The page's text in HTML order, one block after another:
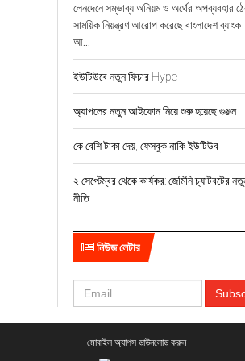
লেনদেনে সম্ভাব্য অনিয়ম ও অর্থের অপব্যবহার
সাময়িক নিয়ন্ত্রণ আরোপ করেছে বাংলাদেশ
আ...
ইউটিউবে নতুন ফিচার Hype
অ্যাপলের নতুন আইফোন নিয়ে শুরু হয়েছে গুঞ্জন
কে বেশি টাকা দেয়, ফেসবুক নাকি ইউটিউব
২ সেপ্টেম্বর থেকে কার্যকর: জেমিনি চ্যাটবটের
নীতি
নিউজ লেটার
মোবাইল অ্যাপস ডাউনলোড করুন